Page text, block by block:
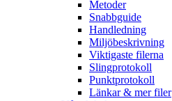
Metoder
Snabbguide
Handledning
Miljöbeskrivning
Viktigaste filerna
Slingprotokoll
Punktprotokoll
Länkar & mer filer